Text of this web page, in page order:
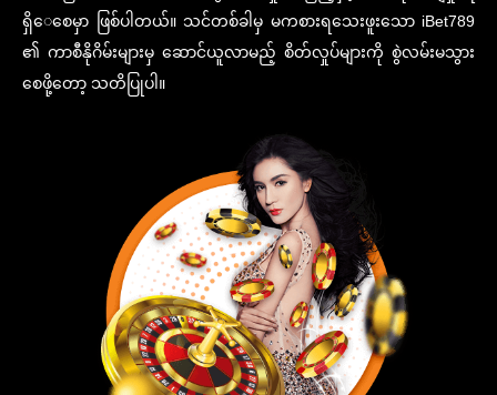
ရှိေစေမှာ ဖြစ်ပါတယ်။ သင်တစ်ခါမှ မကစားရသေးဖူးသော iBet789
၏ ကာစီနိုဂိမ်းများမှ ဆောင်ယူလာမည့် စိတ်လှုပ်များကို စွဲလမ်းမသွား
စေဖို့တော့ သတိပြုပါ။